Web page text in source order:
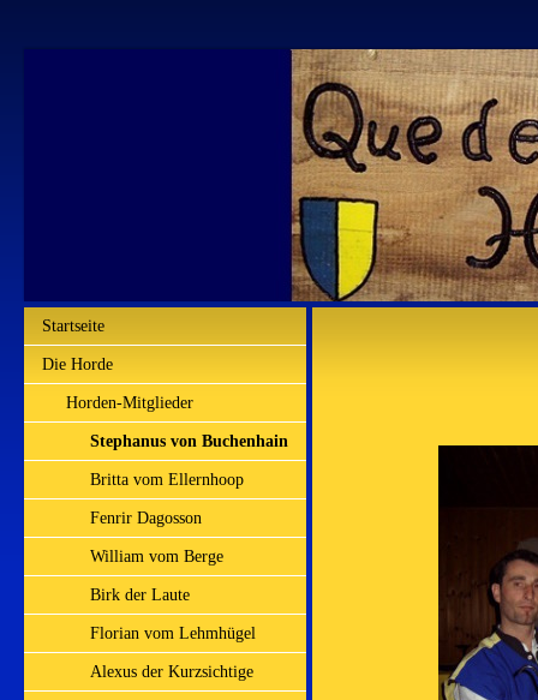
Startseite
Die Horde
Horden-Mitglieder
Stephanus von Buchenhain
Britta vom Ellernhoop
Fenrir Dagosson
William vom Berge
Birk der Laute
Florian vom Lehmhügel
Alexus der Kurzsichtige